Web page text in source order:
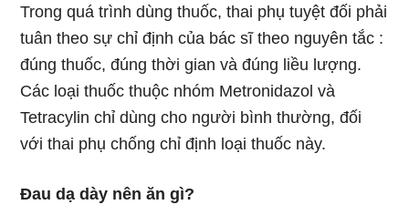
Trong quá trình dùng thuốc, thai phụ tuyệt đối phải
tuân theo sự chỉ định của bác sĩ theo nguyên tắc :
đúng thuốc, đúng thời gian và đúng liều lượng.
Các loại thuốc thuộc nhóm Metronidazol và
Tetracylin chỉ dùng cho người bình thường, đối
với thai phụ chống chỉ định loại thuốc này.
Đau dạ dày nên ăn gì?